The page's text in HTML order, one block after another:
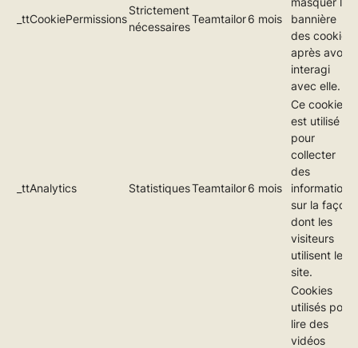
_ttCookiePermissions
Strictement
nécessaires
Teamtailor6 mois
bannière
des cookies
après avoir
interagi
avec elle.
_ttAnalytics StatistiquesTeamtailor6 mois
Ce cookie
est utilisé
pour
collecter
des
informations
sur la façon
dont les
visiteurs
utilisent le
site.
Cookies
utilisés pour
lire des
vidéos